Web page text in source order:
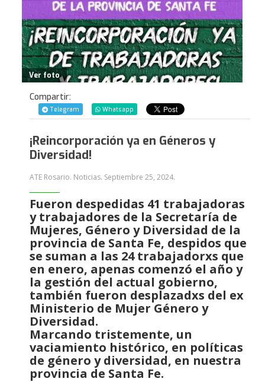
Ver foto
Compartir:
Telegram Whatsapp
¡Reincorporación ya en Géneros y
Diversidad!
ATE Rosario. Noticias. Septiembre 25, 2024.
Fueron despedidas 41 trabajadoras
y trabajadores de la Secretaría de
Mujeres, Género y Diversidad de la
provincia de Santa Fe, despidos que
se suman a las 24 trabajadorxs que
en enero, apenas comenzó el año y
la gestión del actual gobierno,
también fueron desplazadxs del ex
Ministerio de Mujer Género y
Diversidad.
Marcando tristemente, un
vaciamiento histórico, en políticas
de género y diversidad, en nuestra
provincia de Santa Fe.